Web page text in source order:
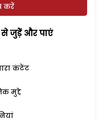
करें
से जुड़ेें और पाएं
कंटेंट
मुद्दे